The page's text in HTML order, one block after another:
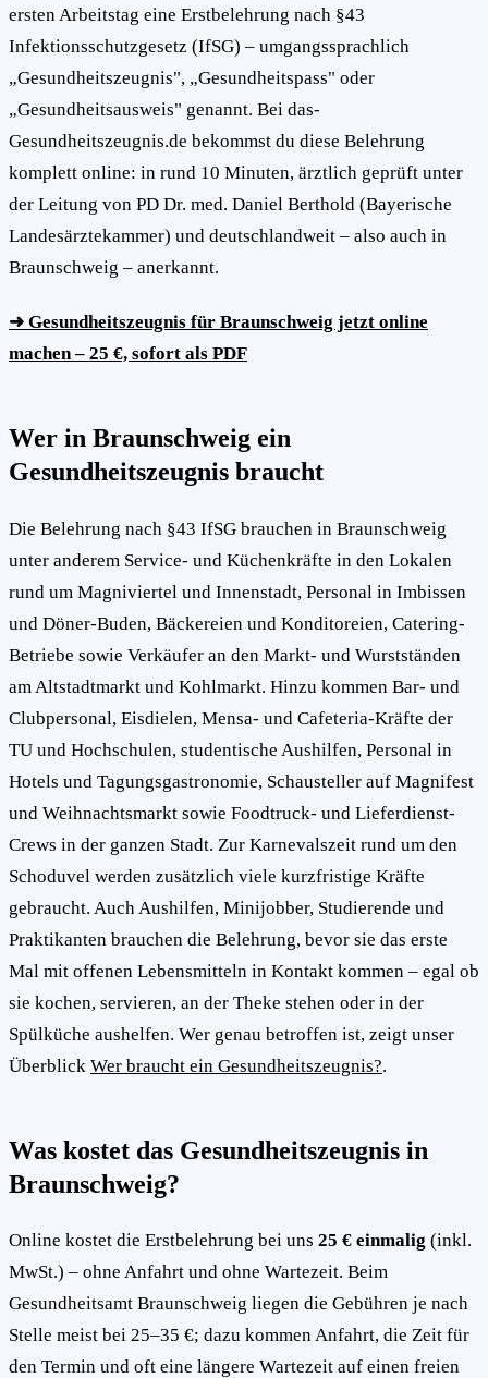
ersten Arbeitstag eine Erstbelehrung nach §43
Infektionsschutzgesetz (IfSG) – umgangssprachlich
„Gesundheitszeugnis", „Gesundheitspass" oder
„Gesundheitsausweis" genannt. Bei das-
Gesundheitszeugnis.de bekommst du diese Belehrung
komplett online: in rund 10 Minuten, ärztlich geprüft unter
der Leitung von PD Dr. med. Daniel Berthold (Bayerische
Landesärztekammer) und deutschlandweit – also auch in
Braunschweig – anerkannt.
➜ Gesundheitszeugnis für Braunschweig jetzt online
machen – 25 €, sofort als PDF
Wer in Braunschweig ein
Gesundheitszeugnis braucht
Die Belehrung nach §43 IfSG brauchen in Braunschweig
unter anderem Service- und Küchenkräfte in den Lokalen
rund um Magniviertel und Innenstadt, Personal in Imbissen
und Döner-Buden, Bäckereien und Konditoreien, Catering-
Betriebe sowie Verkäufer an den Markt- und Wurstständen
am Altstadtmarkt und Kohlmarkt. Hinzu kommen Bar- und
Clubpersonal, Eisdielen, Mensa- und Cafeteria-Kräfte der
TU und Hochschulen, studentische Aushilfen, Personal in
Hotels und Tagungsgastronomie, Schausteller auf Magnifest
und Weihnachtsmarkt sowie Foodtruck- und Lieferdienst-
Crews in der ganzen Stadt. Zur Karnevalszeit rund um den
Schoduvel werden zusätzlich viele kurzfristige Kräfte
gebraucht. Auch Aushilfen, Minijobber, Studierende und
Praktikanten brauchen die Belehrung, bevor sie das erste
Mal mit offenen Lebensmitteln in Kontakt kommen – egal ob
sie kochen, servieren, an der Theke stehen oder in der
Spülküche aushelfen. Wer genau betroffen ist, zeigt unser
Überblick Wer braucht ein Gesundheitszeugnis?.
Was kostet das Gesundheitszeugnis in
Braunschweig?
Online kostet die Erstbelehrung bei uns 25 € einmalig (inkl.
MwSt.) – ohne Anfahrt und ohne Wartezeit. Beim
Gesundheitsamt Braunschweig liegen die Gebühren je nach
Stelle meist bei 25–35 €; dazu kommen Anfahrt, die Zeit für
den Termin und oft eine längere Wartezeit auf einen freien